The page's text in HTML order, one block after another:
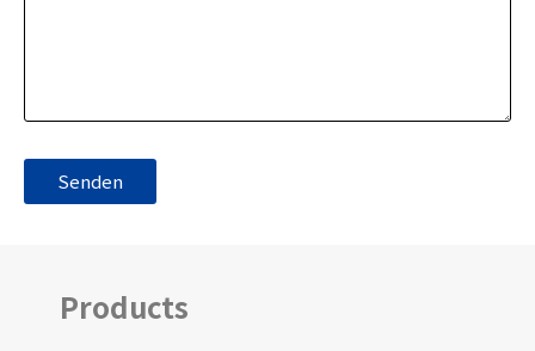
Products